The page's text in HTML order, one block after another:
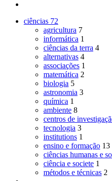
ciências 72
agricultura 7
informática 1
ciências da terra 4
alternativas 4
associações 1
matemática 2
biologia 5
astronomia 3
química 1
ambiente 8
centros de
tecnologia 3
institutions 1
ensino e formação 13
ciências humanas e
ciência e societe 1
métodos e técnicas 2